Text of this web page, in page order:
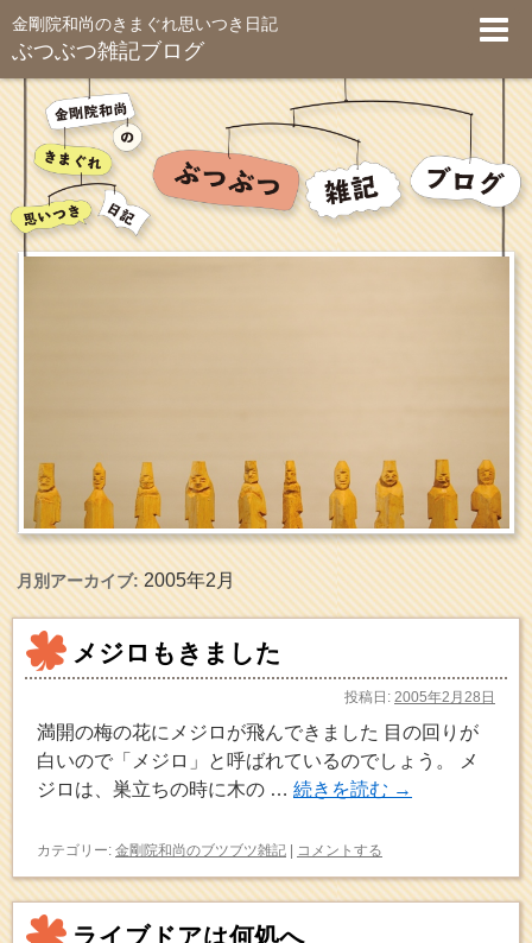
金剛院和尚のきまぐれ思いつき日記
ぶつぶつ雑記ブログ
月別アーカイブ:2005年2月
メジロもきました
投稿日: 2005年2月28日
満開の梅の花にメジロが飛んできました 目の回りが
白いので「メジロ」と呼ばれているのでしょう。 メ
ジロは、巣立ちの時に木の … 続きを読む →
カテゴリー: 金剛院和尚のブツブツ雑記 | コメントする
ライブドアは何処へ